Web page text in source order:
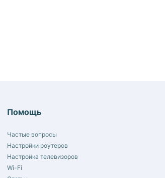
Помощь
Частые вопросы
Настройки роутеров
Настройка телевизоров
Wi-Fi